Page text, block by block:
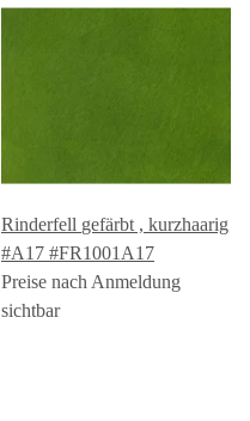
Rinderfell gefärbt , kurzhaarig
#A17 #FR1001A17
Preise nach Anmeldung
sichtbar